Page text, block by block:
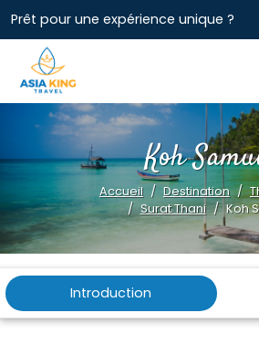
Prêt pour une expérience unique ?
Koh
Accueil Destination
Surat Thani
Koh
Introduction